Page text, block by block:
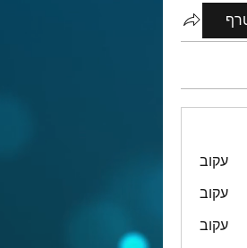
עקוב
עקוב
עקוב